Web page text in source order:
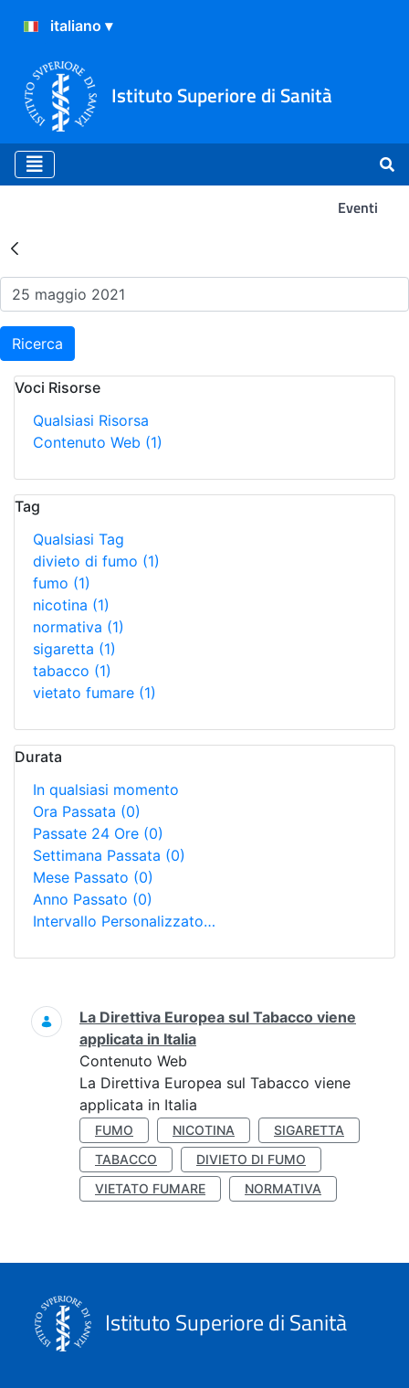
Istituto Superiore di Sanità
Eventi
Risultati della Ricerca -
Ricerca
Voci Risorse
Qualsiasi Risorsa
Contenuto Web (1)
Tag
Qualsiasi Tag
divieto di fumo (1)
fumo (1)
nicotina (1)
normativa (1)
sigaretta (1)
tabacco (1)
vietato fumare (1)
Durata
In qualsiasi momento
Ora Passata (0)
Passate 24 Ore (0)
Settimana Passata (0)
Mese Passato (0)
Anno Passato (0)
Intervallo Personalizzato…
Ricerca
La Direttiva Europea sul Tabacco viene
applicata in Italia
Contenuto Web
La Direttiva Europea sul Tabacco viene
applicata in Italia
FUMO NICOTINA
SIGARETTA
TABACCO
DIVIETO DI FUMO
VIETATO FUMARE
NORMATIVA
Istituto Superiore di Sanità